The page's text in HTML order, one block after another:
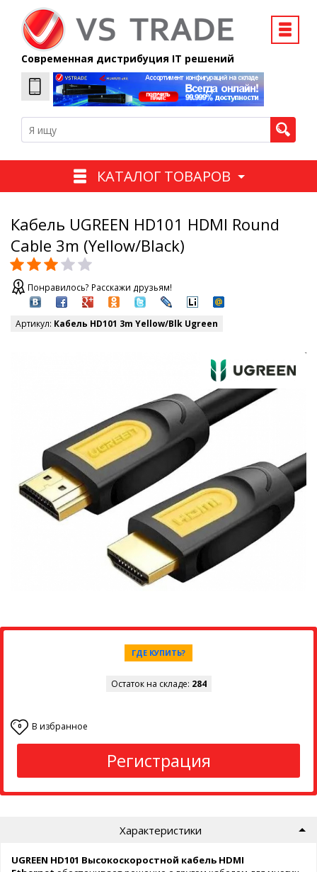
Современная дистрибуция IT решений
КАТАЛОГ ТОВАРОВ
Кабель UGREEN HD101 HDMI Round
Cable 3m (Yellow/Black)
Понравилось? Расскажи друзьям!
Артикул: Кабель HD101 3m Yellow/Blk Ugreen
ГДЕ КУПИТЬ?
Остаток на складе: 284
0 В избранное
Регистрация
Характеристики
UGREEN HD101 Высокоскоростной кабель HDMI